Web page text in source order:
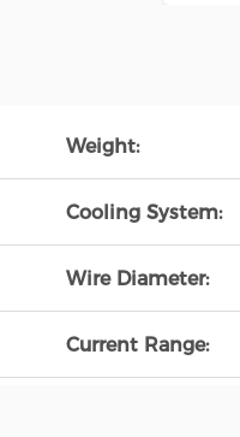
Weight:
Cooling System:
Wire Diameter:
Current Range: